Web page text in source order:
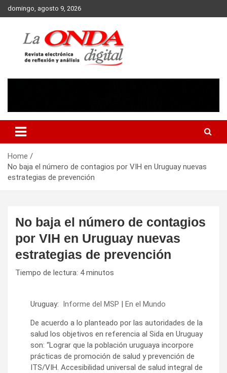
Skip
to
domingo, agosto 9, 2026
Home
No baja el número de contagios por VIH en Uruguay nuevas
estrategias de prevención
No baja el número de contagios
por VIH en Uruguay nuevas
estrategias de prevención
Tiempo de lectura: 4 minutos
Uruguay: Informe del MSP | En el Mundo
De acuerdo a lo planteado por las autoridades de la
salud los objetivos en referencia al Sida en Uruguay
son: “Lograr que la población uruguaya incorpore
prácticas de promoción de salud y prevención de
ITS/VIH. Accesibilidad universal de salud integral de